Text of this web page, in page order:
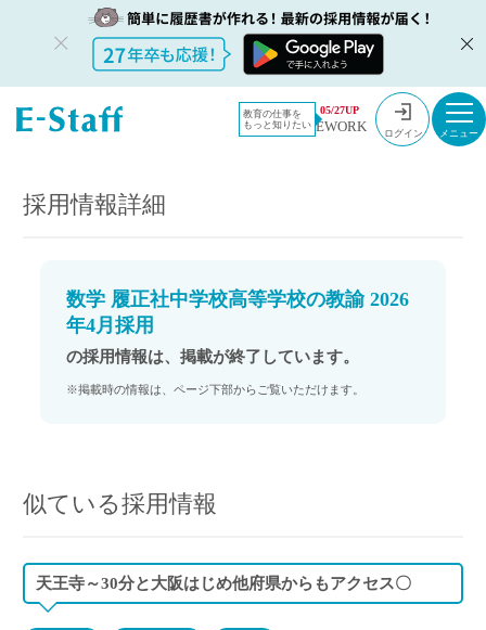
教育の仕事を
もっと知りたい
05/27UP
EWORK ログイン
教員採用情
報のイー・
採用情報
数学 履正社中学校高等学校の教諭 2026年4月採用
採用情報詳細
数学 履正社中学校高等学校の教諭 2026
年4月採用
の採用情報は、掲載が終了しています。
※掲載時の情報は、ページ下部からご覧いただけます。
似ている採用情報
天王寺～30分と大阪はじめ他府県からもアクセス〇